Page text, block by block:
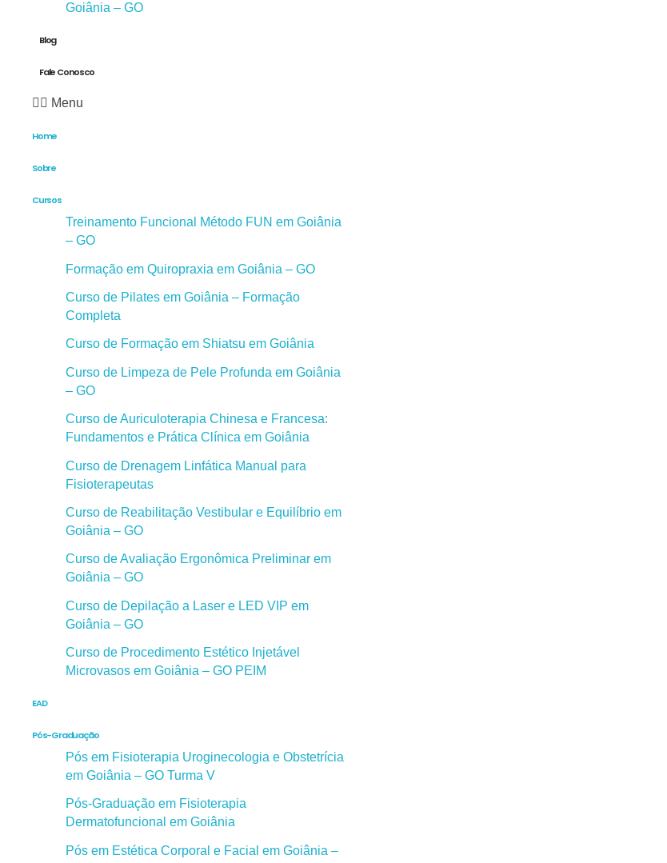
Goiânia – GO
Blog
Fale Conosco
Menu
Home
Sobre
Cursos
Treinamento Funcional Método FUN em Goiânia
– GO
Formação em Quiropraxia em Goiânia – GO
Curso de Pilates em Goiânia – Formação
Completa
Curso de Formação em Shiatsu em Goiânia
Curso de Limpeza de Pele Profunda em Goiânia
– GO
Curso de Auriculoterapia Chinesa e Francesa:
Fundamentos e Prática Clínica em Goiânia
Curso de Drenagem Linfática Manual para
Fisioterapeutas
Curso de Reabilitação Vestibular e Equilíbrio em
Goiânia – GO
Curso de Avaliação Ergonômica Preliminar em
Goiânia – GO
Curso de Depilação a Laser e LED VIP em
Goiânia – GO
Curso de Procedimento Estético Injetável
Microvasos em Goiânia – GO PEIM
EAD
Pós-Graduação
Pós em Fisioterapia Uroginecologia e Obstetrícia
em Goiânia – GO Turma V
Pós-Graduação em Fisioterapia
Dermatofuncional em Goiânia
Pós em Estética Corporal e Facial em Goiânia –